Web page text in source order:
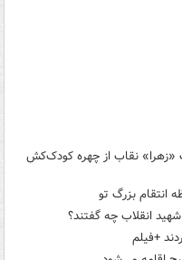
«زهرا» نقاب از چهره کودک‌کش‌
انتقام بزرگ تو
انقلاب چه گفتند؟
+فیلم